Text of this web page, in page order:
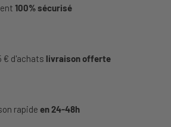
100% sécurisé
€ d'achats livraison offerte
rapide en 24-48h